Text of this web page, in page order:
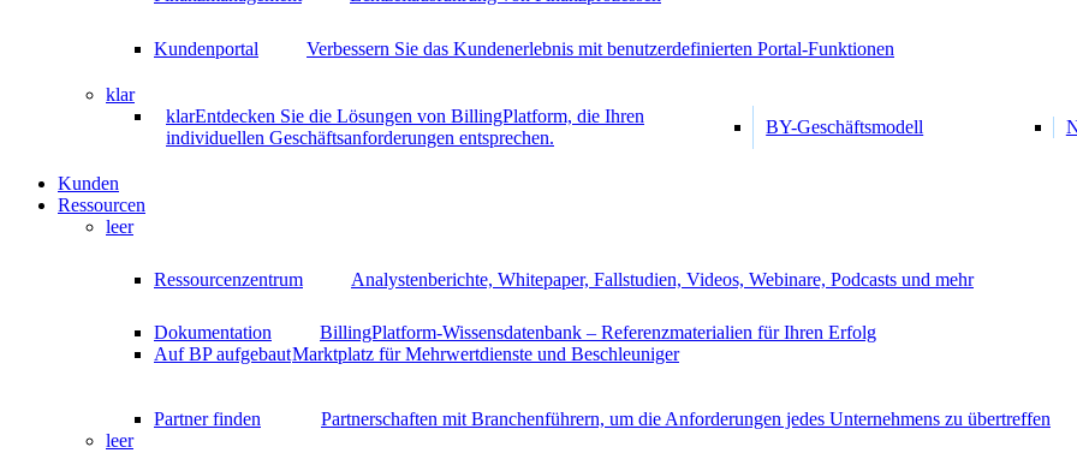
Kundenportal Verbessern Sie das Kundenerlebnis mit benutzerdefinierten Portal-Funktionen
klar
klarEntdecken Sie die Lösungen von BillingPlatform, die Ihren
individuellen Geschäftsanforderungen entsprechen.
BY-Geschäftsmodell
Kunden
Ressourcen
leer
Ressourcenzentrum Analystenberichte, Whitepaper, Fallstudien, Videos, Webinare, Podcasts und mehr
Dokumentation
BillingPlatform-Wissensdatenbank – Referenzmaterialien für Ihren Erfolg
Auf BP aufgebautMarktplatz für Mehrwertdienste und Beschleuniger
Partner finden
Partnerschaften mit Branchenführern, um die Anforderungen jedes Unternehmens zu übertreffen
leer